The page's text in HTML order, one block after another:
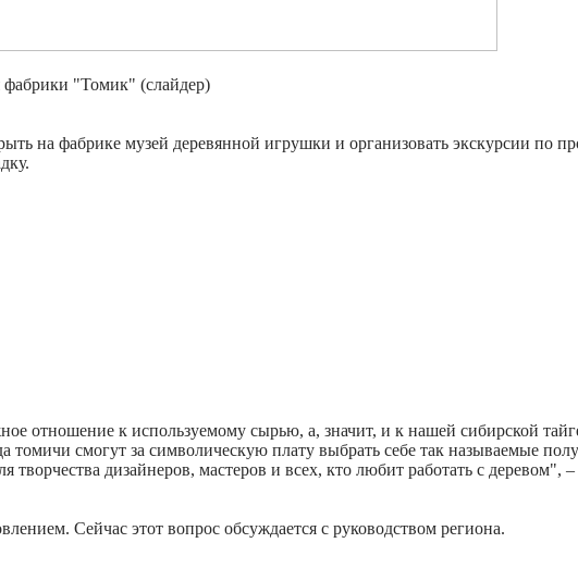
"Томик" (слайдер)
на фабрике музей деревянной игрушки и организовать экскурсии по
отношение к используемому сырью, а, значит, и к нашей сибирской
томичи смогут за символическую плату выбрать себе так называемые
дизайнеров, мастеров и всех, кто любит работать с деревом", –
Сейчас этот вопрос обсуждается с руководством региона.